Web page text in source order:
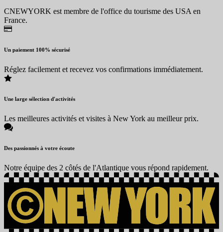
CNEWYORK est membre de l'office du tourisme des USA en
France.
Un paiement 100% sécurisé
Réglez facilement et recevez vos confirmations immédiatement.
Une large sélection d'activités
Les meilleures activités et visites à New York au meilleur prix.
Des passionnés à votre écoute
Notre équipe des 2 côtés de l'Atlantique vous répond rapidement.